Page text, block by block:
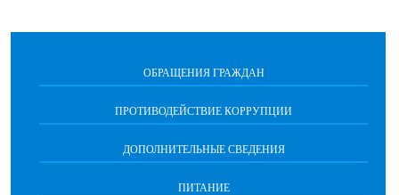
ОБРАЩЕНИЯ ГРАЖДАН
ПРОТИВОДЕЙСТВИЕ КОРРУПЦИИ
ДОПОЛНИТЕЛЬНЫЕ СВЕДЕНИЯ
ПИТАНИЕ